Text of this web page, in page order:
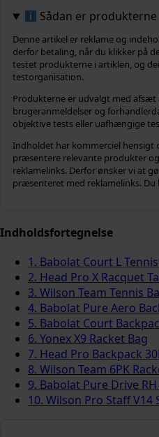
Sådan er
Denne artikel er reklame og
derfor betaling, når du klikker på
testet produkterne i artiklen, og
testorganisation.
Produkterne er udvalgt med afsæt
brugeranmeldelser og
objektive tests eller uafhængige
Indholdet har kommerciel hensigt
præsentere relevante produkter
reklamelinks. Derfor ønsker vi at
præsenteret med reklamelinks. Du
Indholdsfortegnelse
1. Babolat Court L
2. Head Pro X Racquet
3. Wilson Team Tennis
4. Babolat Pure Aero
5. Babolat Court
6. Yonex X9 Racket Bag
7. Head Pro Backpack
8. Wilson Team 6PK
9. Babolat Pure Drive RH
10. Wilson Pro Staff V14